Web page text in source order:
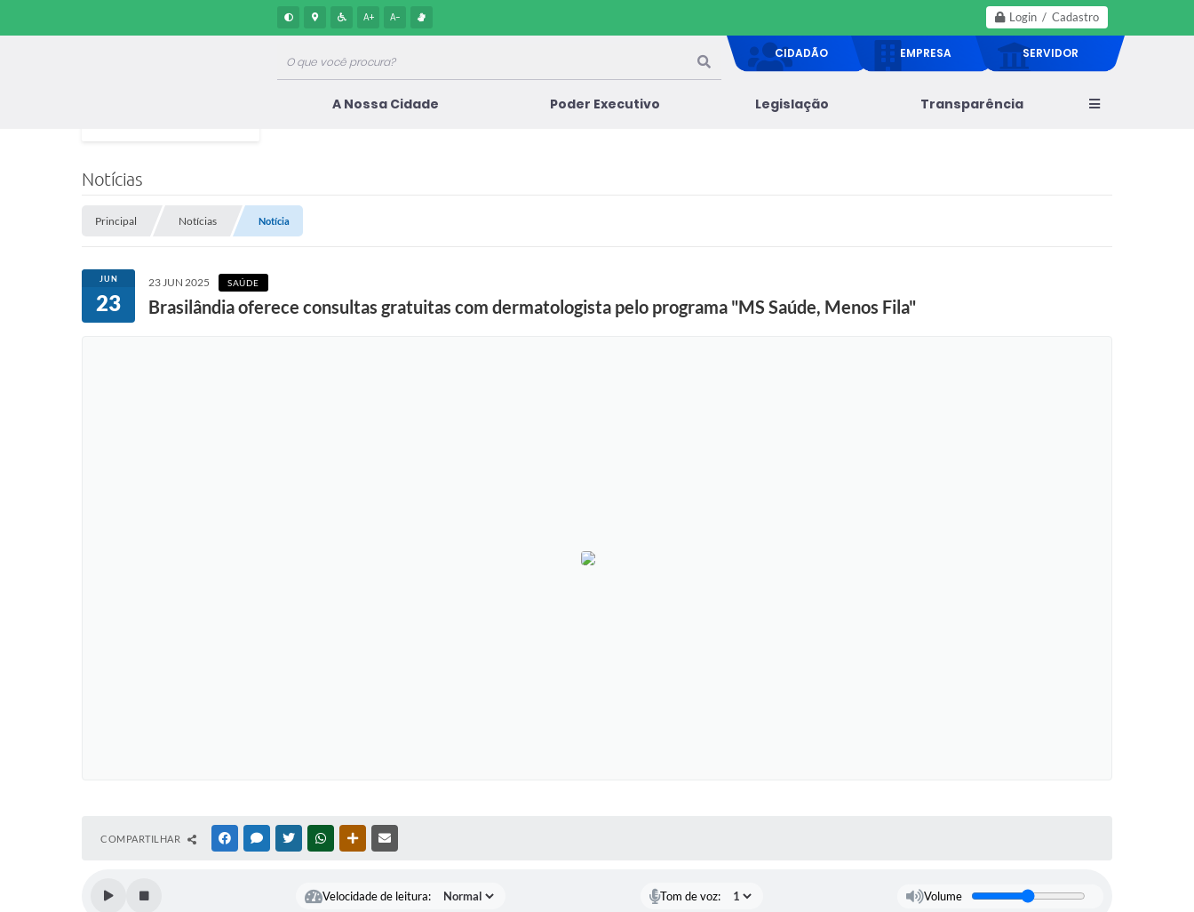
Login / Cadastro
A+ A-
CIDADÃO EMPRESA SERVIDOR
A Nossa Cidade Poder Executivo Legislação Transparência
Notícias
Principal Notícias Notícia
JUN
23
23 JUN 2025 SAÚDE
Brasilândia oferece consultas gratuitas com dermatologista pelo programa "MS Saúde, Menos Fila"
COMPARTILHAR FACEBOOKMESSENGER
TWITTERWHATSAPPOUTRAS MÍDIAS
Velocidade de leitura: Tom de voz: Volume